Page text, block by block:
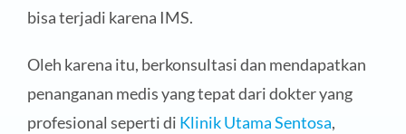
bisa terjadi karena IMS.
Oleh karena itu, berkonsultasi dan mendapatkan
penanganan medis yang tepat dari dokter yang
profesional seperti di Klinik Utama Sentosa,